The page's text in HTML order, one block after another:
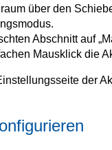
über den
Abschnitt auf
Mausklick die
der